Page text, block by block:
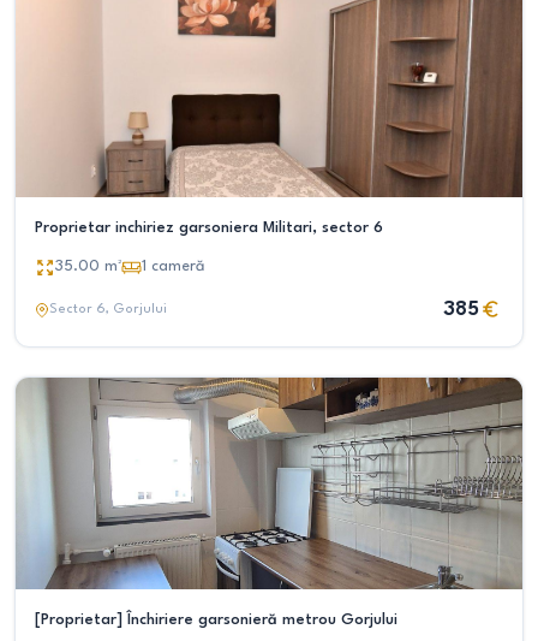
Proprietar inchiriez garsoniera Militari, sector 6
35.00 m² 1 cameră
Sector 6, Gorjului 385
[Proprietar] Închiriere garsonieră metrou Gorjului